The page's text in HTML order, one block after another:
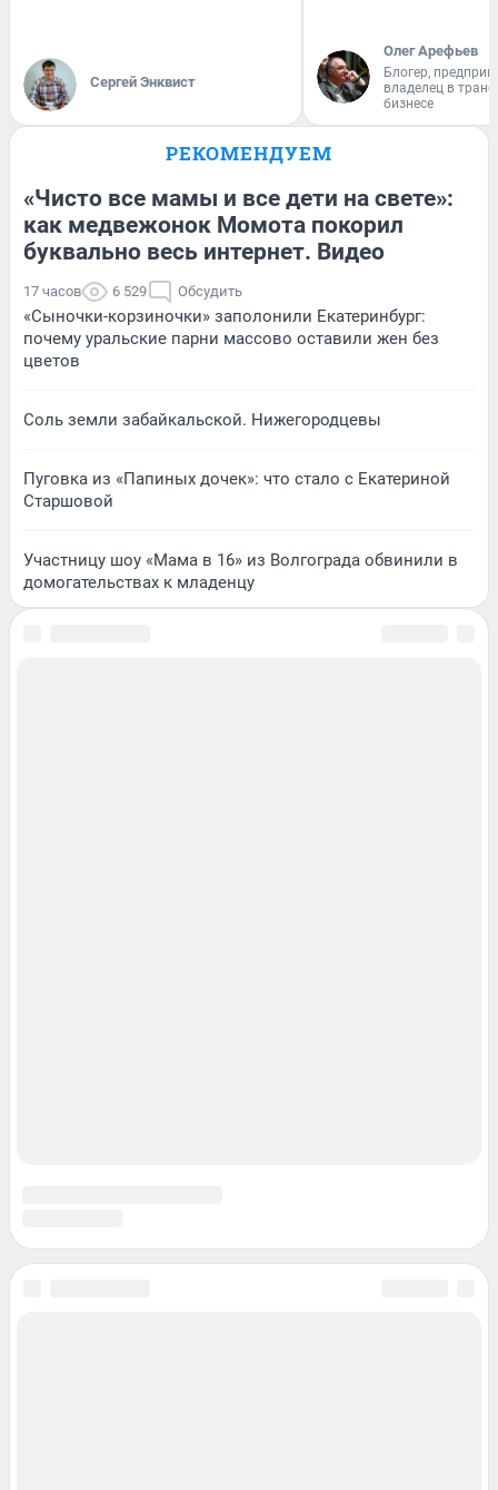
Сергей Энквист
Олег Арефьев
Блогер,
владелец в
бизнесе
РЕКОМЕНДУЕМ
«Чисто все мамы и все дети на свете»:
как медвежонок Момота покорил
буквально весь интернет. Видео
17 часов 6 529 Обсудить
«Сыночки-корзиночки» заполонили Екатеринбург:
почему уральские парни массово оставили жен без
цветов
Соль земли забайкальской. Нижегородцевы
Пуговка из «Папиных дочек»: что стало с Екатериной
Старшовой
Участницу шоу «Мама в 16» из Волгограда обвинили в
домогательствах к младенцу